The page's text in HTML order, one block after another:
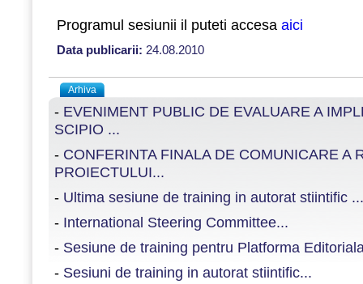
Programul sesiunii il puteti accesa aici
Data publicarii: 24.08.2010
Arhiva
- EVENIMENT PUBLIC DE EVALUARE A
SCIPIO ...
- CONFERINTA FINALA DE COMUNICARE A
PROIECTULUI...
- Ultima sesiune de training in autorat stiintific ...
- International Steering Committee...
- Sesiune de training pentru Platforma
- Sesiuni de training in autorat stiintific...